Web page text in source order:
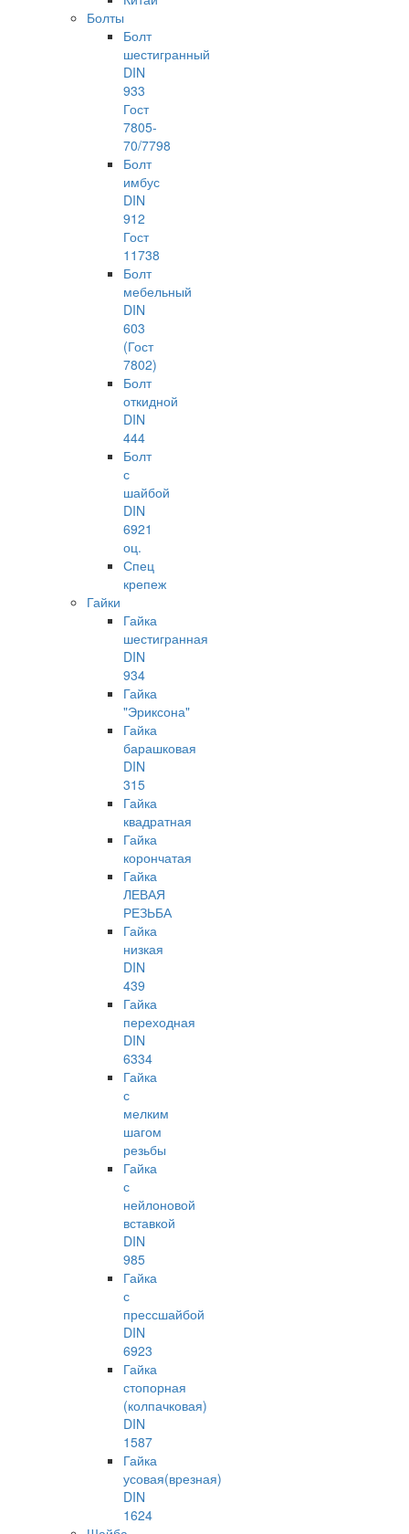
Болты
Болт
шестигранный
DIN
933
Гост
7805-
70/7798
Болт
имбус
DIN
912
Гост
11738
Болт
мебельный
DIN
603
(Гост
7802)
Болт
откидной
DIN
444
Болт
с
шайбой
DIN
6921
оц.
Спец
крепеж
Гайки
Гайка
шестигранная
DIN
934
Гайка
"Эриксона"
Гайка
барашковая
DIN
315
Гайка
квадратная
Гайка
корончатая
Гайка
ЛЕВАЯ
РЕЗЬБА
Гайка
низкая
DIN
439
Гайка
переходная
DIN
6334
Гайка
с
мелким
шагом
резьбы
Гайка
с
нейлоновой
вставкой
DIN
985
Гайка
с
прессшайбой
DIN
6923
Гайка
стопорная
(колпачковая)
DIN
1587
Гайка
усовая(врезная)
DIN
1624